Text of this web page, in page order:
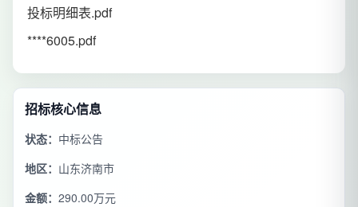
投标明细表.pdf
****6005.pdf
招标核心信息
状态： 中标公告
地区： 山东济南市
金额： 290.00万元